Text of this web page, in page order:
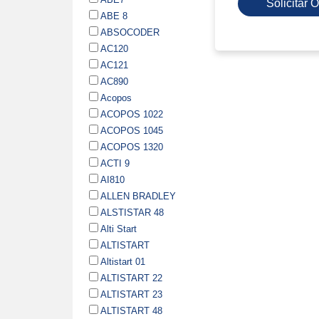
ABE 8
ABSOCODER
AC120
AC121
AC890
Acopos
ACOPOS 1022
ACOPOS 1045
ACOPOS 1320
ACTI 9
AI810
ALLEN BRADLEY
ALSTISTAR 48
Alti Start
ALTISTART
Altistart 01
ALTISTART 22
ALTISTART 23
ALTISTART 48
Solicitar